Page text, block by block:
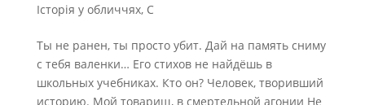
Історія у обличчях, С
Ты не ранен, ты просто убит. Дай на память сниму
с тебя валенки… Его стихов не найдёшь в
школьных учебниках. Кто он? Человек, творивший
историю. Мой товарищ, в смертельной агонии Не